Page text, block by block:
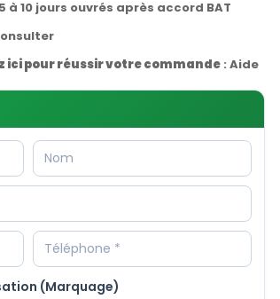
10 jours ouvrés après accord BAT
ici pour réussir votre commande: Aide
(Marquage)